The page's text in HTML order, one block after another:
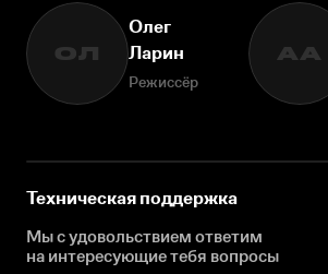
ОЛ
Олег
Ларин
Режиссёр
АА
Техническая поддержка
Мы с удовольствием ответим
на интересующиетебя вопросы